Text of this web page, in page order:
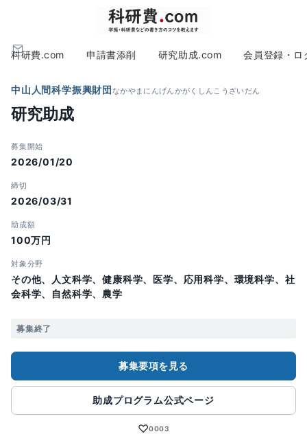
科研費.com 申請書添削 研究助成.com 会員登録・ロ
中山人間科学振興財団なかやまにんげんかがくしんこうざいだん
研究助成
募集開始
2026/01/20
締切
2026/03/31
助成額
100万円
対象分野
その他、人文科学、健康科学、医学、応用科学、環境科学、社
会科学、自然科学、農学
募集終了
募集要項を見る
助成プログラム公式ページ
♡0003